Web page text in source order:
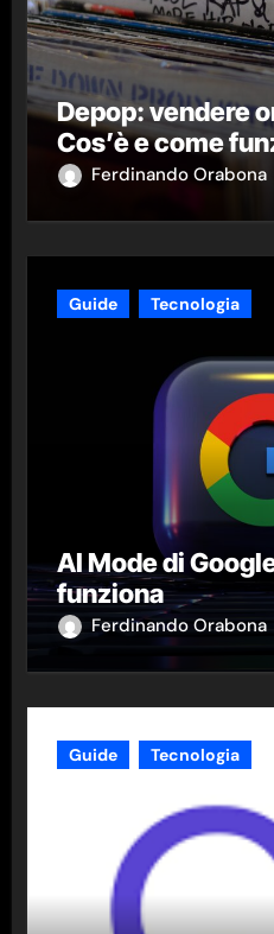
Depop: vendere
Cos’è e come
Ferdinando Orabona
Guide Tecnologia
AI Mode di
funziona
Ferdinando Orabona
Guide Tecnologia